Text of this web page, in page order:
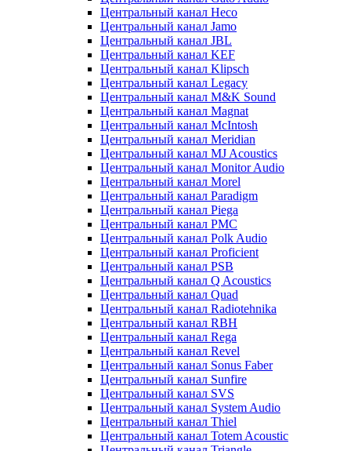
Центральный канал Heco
Центральный канал Jamo
Центральный канал JBL
Центральный канал KEF
Центральный канал Klipsch
Центральный канал Legacy
Центральный канал M&K Sound
Центральный канал Magnat
Центральный канал McIntosh
Центральный канал Meridian
Центральный канал MJ Acoustics
Центральный канал Monitor Audio
Центральный канал Morel
Центральный канал Paradigm
Центральный канал Piega
Центральный канал PMC
Центральный канал Polk Audio
Центральный канал Proficient
Центральный канал PSB
Центральный канал Q Acoustics
Центральный канал Quad
Центральный канал Radiotehnika
Центральный канал RBH
Центральный канал Rega
Центральный канал Revel
Центральный канал Sonus Faber
Центральный канал Sunfire
Центральный канал SVS
Центральный канал System Audio
Центральный канал Thiel
Центральный канал Totem Acoustic